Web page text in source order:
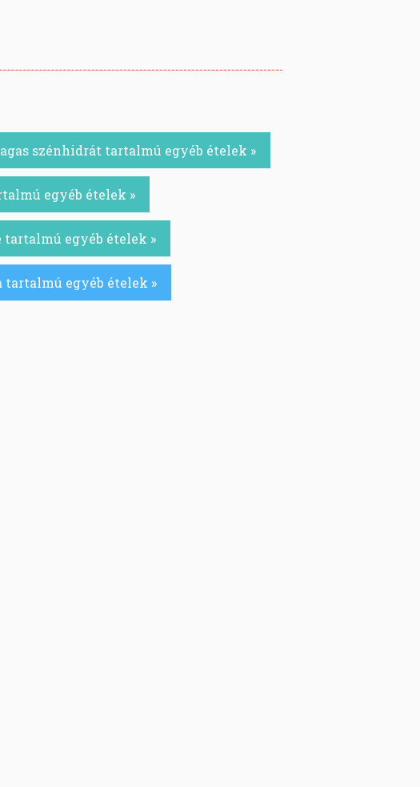
szénhidrát tartalmú egyéb ételek »
egyéb ételek »
tartalmú egyéb ételek »
tartalmú egyéb ételek »